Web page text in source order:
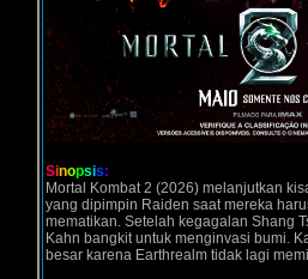
Sinopsis:
Mortal Kombat 2 (2026) melanjutkan
yang dipimpin Raiden saat mereka
mematikan. Setelah kegagalan Shang
Kahn bangkit untuk menginvasi bumi.
besar karena Earthrealm tidak lagi